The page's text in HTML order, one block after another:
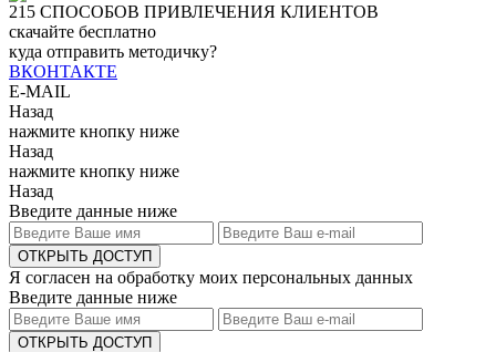
215 СПОСОБОВ ПРИВЛЕЧЕНИЯ КЛИЕНТОВ
скачайте бесплатно
куда отправить методичку?
ВКОНТАКТЕ
E-MAIL
Назад
нажмите кнопку ниже
Назад
нажмите кнопку ниже
Назад
Введите данные ниже
ОТКРЫТЬ ДОСТУП
Я согласен на обработку моих персональных данных
Введите данные ниже
ОТКРЫТЬ ДОСТУП